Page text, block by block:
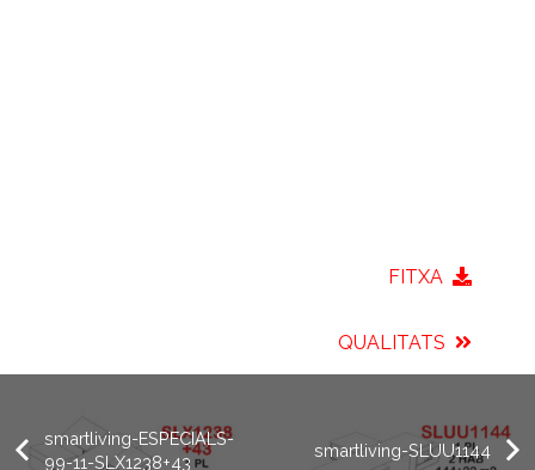
FITXA
QUALITATS
smartliving-ESPECIALS-
99-11-SLX1238+43
smartliving-SLUU1144